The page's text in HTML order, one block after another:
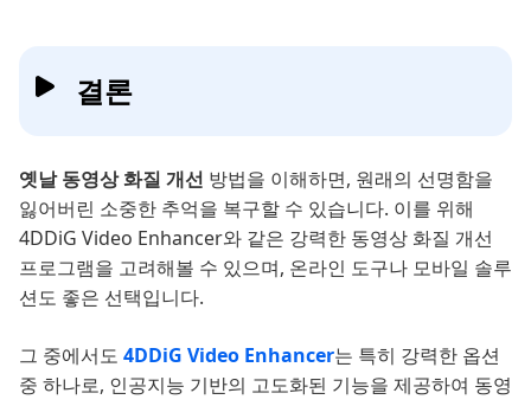
결론
옛날 동영상 화질 개선 방법을 이해하면, 원래의 선명함을
잃어버린 소중한 추억을 복구할 수 있습니다. 이를 위해
4DDiG Video Enhancer와 같은 강력한 동영상 화질 개선
프로그램을 고려해볼 수 있으며, 온라인 도구나 모바일 솔루
션도 좋은 선택입니다.
그 중에서도 4DDiG Video Enhancer는 특히 강력한 옵션
중 하나로, 인공지능 기반의 고도화된 기능을 제공하여 동영